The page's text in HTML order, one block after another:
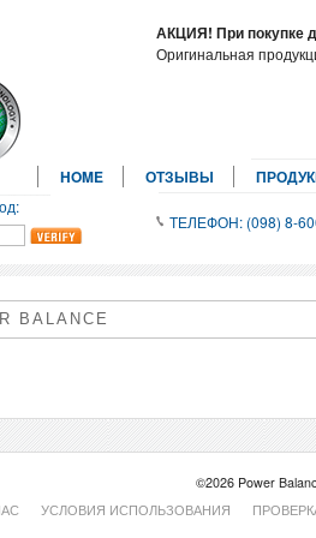
АКЦИЯ! При покупке
Оригинальная
HOME ОТЗЫВЫ
ТЕЛЕФОН: (098) 8-
BALANCE
©2026 Power
УСЛОВИЯ ИСПОЛЬЗОВАНИЯ